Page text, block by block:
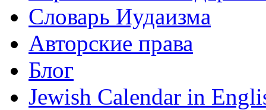
Словарь Иудаизма
Авторские права
Блог
Jewish Calendar in